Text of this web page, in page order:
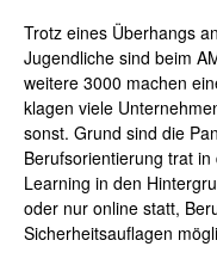
Trotz eines Überhangs
Jugendliche sind beim
weitere 3000 machen
klagen viele
sonst. Grund sind die
Berufsorientierung trat
Learning in den
oder nur online statt,
Sicherheitsauflagen